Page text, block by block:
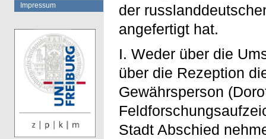
der
angefertigt hat.
I. Weder über die
über die Rezeption
Gewährsperson
Stadt Abschied
Impressum